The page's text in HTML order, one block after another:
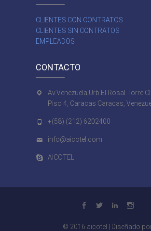
CLIENTES CON CONTRATOS
CLIENTES SIN CONTRATOS
EMPLEADOS
CONTACTO
Av.Venezuela,Urb.El Rosal Torre
Piso 4, Caracas Caracas,
+(58) (212) 6202400
info@aicotel.com
AICOTEL
facebook
twitter linkedin
© 2016 aicotel | Diseñado